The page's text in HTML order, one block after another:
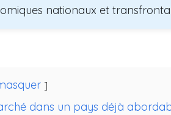
nationaux et
dans un pays déjà